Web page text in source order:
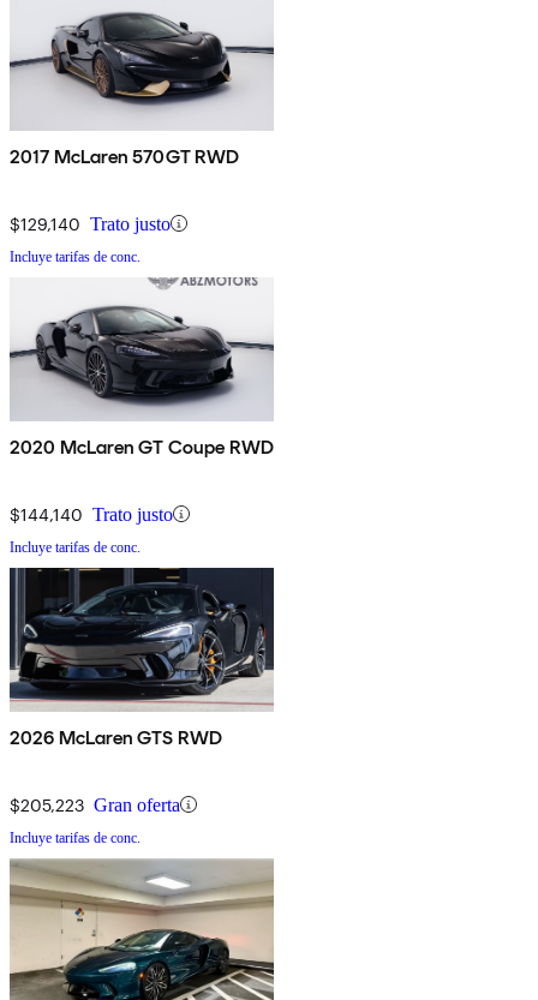
2017 McLaren 570GT RWD
$129,140 Trato justo
Incluye tarifas de conc.
2020 McLaren GT Coupe RWD
$144,140 Trato justo
Incluye tarifas de conc.
2026 McLaren GTS RWD
$205,223 Gran oferta
Incluye tarifas de conc.